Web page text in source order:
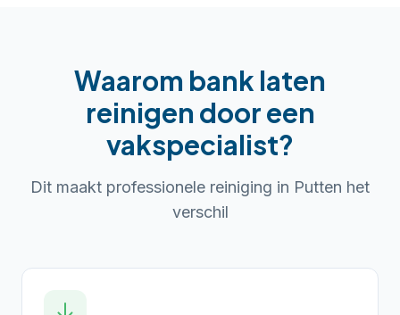
Waarom bank laten
reinigen door een
vakspecialist?
Dit maakt professionele reiniging in Putten het
verschil